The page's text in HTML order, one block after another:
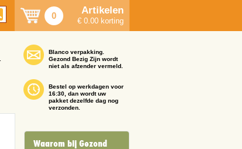
0 Artikelen
€ 0.00 korting
Blanco verpakking.
Gezond Bezig Zijn wordt
niet als afzender vermeld.
Bestel op werkdagen voor
16:30, dan wordt uw
pakket dezelfde dag nog
verzonden.
Waarom bij Gezond